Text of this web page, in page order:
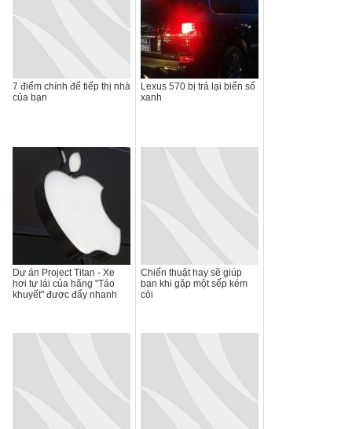
7 điểm chính để tiếp thị nhà
của bạn
Lexus 570 bị trả lại biển số
xanh
Dự án Project Titan - Xe
hơi tự lái của hãng "Táo
khuyết" được đẩy nhanh
Chiến thuật hay sẽ giúp
bạn khi gặp một sếp kém
cỏi